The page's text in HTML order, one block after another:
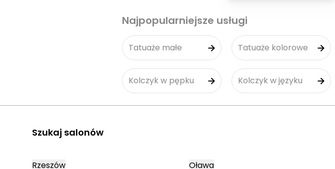
Najpopularniejsze usługi
Tatuaże małe Tatuaże kolorowe
Kolczyk w pępku Kolczyk w języku
Szukaj salonów
Rzeszów Oława